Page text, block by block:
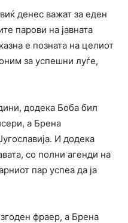
денес важат за еден
парови на јавната
е позната на целиот
за успешни луѓе,
додека Боба бил
а Брена
И додека
со полни агенди на
пар успеа да ја
фраер, а Брена